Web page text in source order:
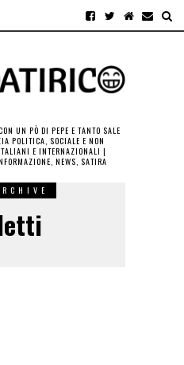
UN PÒ DI PEPE E TANTO SALE
POLITICA, SOCIALE E NON
E INTERNAZIONALI |
NEWS, SATIRA